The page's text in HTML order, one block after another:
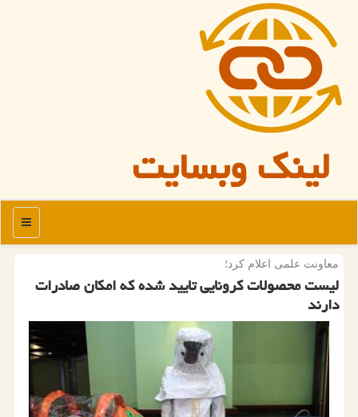
لینک وبسایت
منو
معاونت علمی اعلام كرد؛
لیست محصولات كرونایی تایید شده كه امكان صادرات
دارند